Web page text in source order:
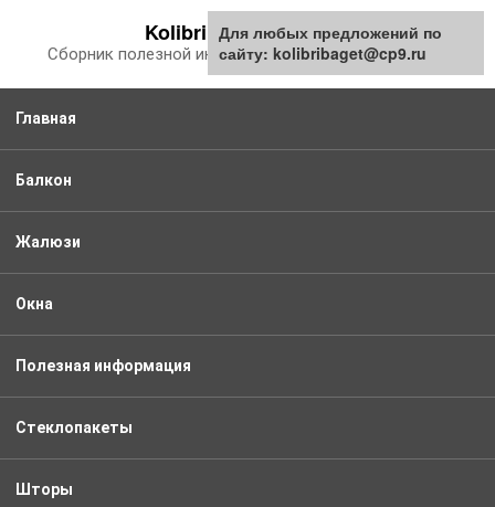
контенту
Kolibribaget.ru
Сборник полезной информации про балкон
Главная
Балкон
Жалюзи
Окна
Полезная информация
Стеклопакеты
Шторы
Для любых предложений по
сайту: kolibribaget@cp9.ru